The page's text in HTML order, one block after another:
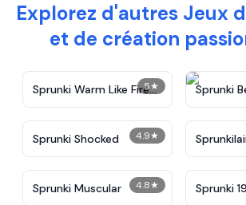
Explorez d'autres Jeux
et de création
5★
Sprunki Warm Like Fire
2.0 Remake
Sprunki
4.9★
Sprunki Shocked
4.8★
Sprunki Muscular
Sprunki